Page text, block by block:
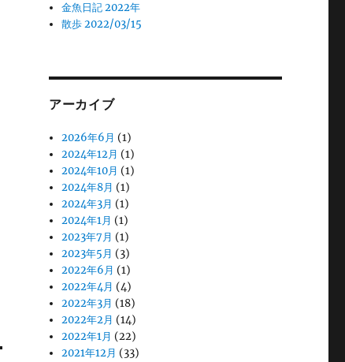
金魚日記 2022年
散歩 2022/03/15
アーカイブ
2026年6月 (1)
2024年12月 (1)
2024年10月 (1)
2024年8月 (1)
2024年3月 (1)
2024年1月 (1)
2023年7月 (1)
2023年5月 (3)
2022年6月 (1)
2022年4月 (4)
2022年3月 (18)
2022年2月 (14)
2022年1月 (22)
2021年12月 (33)